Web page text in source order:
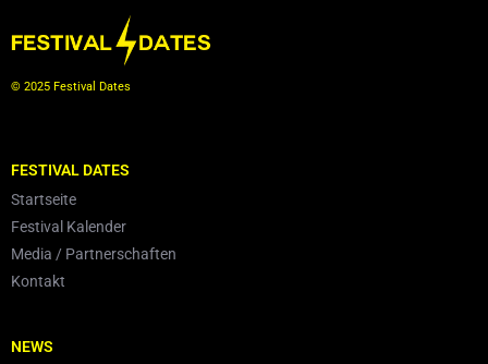
© 2025 Festival Dates
FESTIVAL DATES
Startseite
Festival Kalender
Media / Partnerschaften
Kontakt
NEWS